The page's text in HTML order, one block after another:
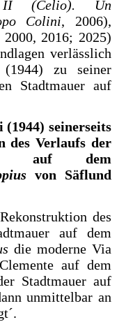
II (Celio). Un
Colini, 2006),
2016; 2025)
verlässlich
zu seiner
Stadtmauer auf
seinerseits
des Verlaufs der
auf dem
von Säflund
des
auf dem
die moderne Via
auf dem
Stadtmauer auf
unmittelbar an